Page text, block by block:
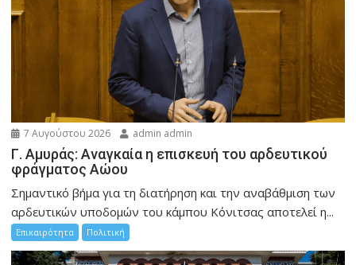
7 Αυγούστου 2026 admin admin
Γ. Αμυράς: Αναγκαία η επισκευή του αρδευτικού
φράγματος Αώου
Σημαντικό βήμα για τη διατήρηση και την αναβάθμιση των
αρδευτικών υποδομών του κάμπου Κόνιτσας αποτελεί η...
Επικαιρότητα Πολιτική